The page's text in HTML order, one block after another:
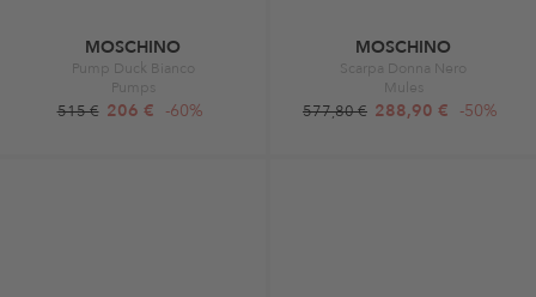
MOSCHINO
Pump Duck Bianco
Pumps
515 € 206 € -60%
MOSCHINO
Scarpa Donna Nero
Mules
577,80 € 288,90 € -50%